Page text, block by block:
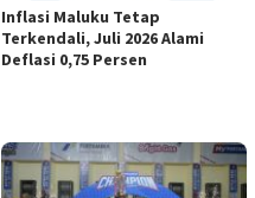
Inflasi Maluku Tetap
Terkendali, Juli 2026 Alami
Deflasi 0,75 Persen